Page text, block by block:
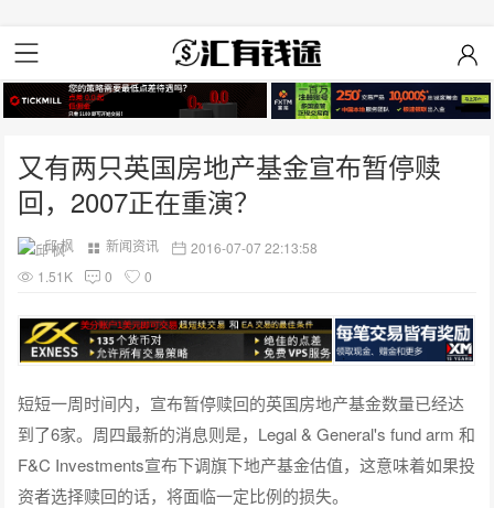
又有两只英国房地产基金宣布暂停赎
回，2007正在重演？
邱 枫 新闻资讯
2016-07-07 22:13:58
1.51K
0 0
短短一周时间内，宣布暂停赎回的英国房地产基金数量已经达
到了6家。周四最新的消息则是，Legal & General's fund arm 和
F&C Investments宣布下调旗下地产基金估值，这意味着如果投
资者选择赎回的话，将面临一定比例的损失。